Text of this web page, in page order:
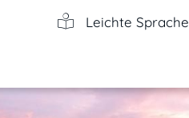
Leichte Sprache